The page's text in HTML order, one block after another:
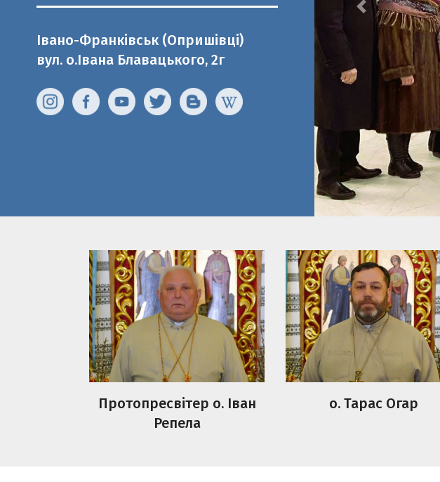
Івано-Франківськ (Опришівці)
Протопресвітер о. Іван
Репела
о. Тарас Огар